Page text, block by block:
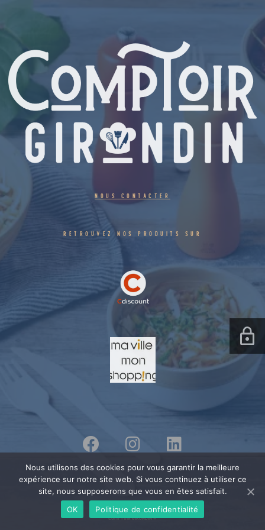
NOUS CONTACTER
RETROUVEZ NOS PRODUITS SUR
Comptoir Girondin ©
Nous utilisons des cookies pour vous garantir la meilleure
expérience sur notre site web. Si vous continuez à utiliser ce
site, nous supposerons que vous en êtes satisfait.
OK
Politique de confidentialité